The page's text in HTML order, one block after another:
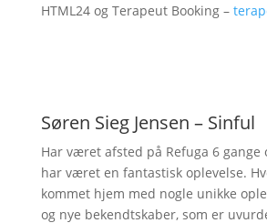
HTML24 og Terapeut Booking –
Søren Sieg Jensen – Sinful
Har været afsted på Refuga 6 gange
har været en fantastisk oplevelse.
kommet hjem med nogle unikke
og nye bekendtskaber, som er